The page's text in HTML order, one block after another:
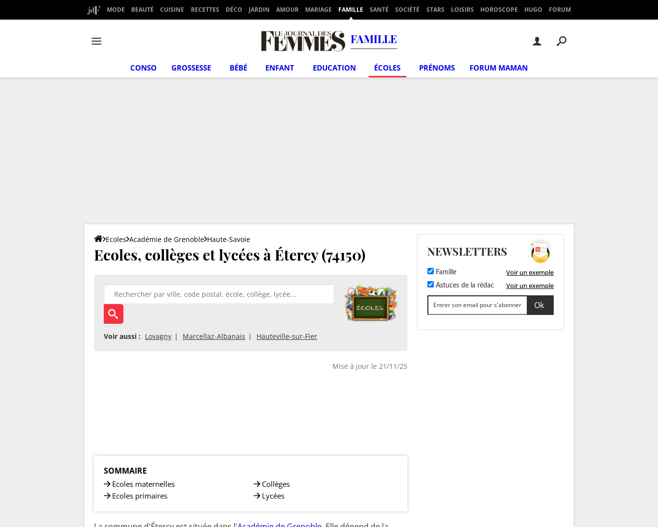
MODE BEAUTÉ CUISINE RECETTES DÉCO JARDIN AMOUR MARIAGE FAMILLE SANTÉ SOCIÉTÉ STARS LOISIRS HOROSCOPE HUGO FORUM
FAMILLE
CONSO GROSSESSE BÉBÉ ENFANT EDUCATION ÉCOLES PRÉNOMS FORUM MAMAN
Ecoles Académie de Grenoble Haute-Savoie
Ecoles, collèges et lycées à Étercy (74150)
Voir aussi : Lovagny Marcellaz-Albanais Hauteville-sur-Fier
Mise à jour le 21/11/25
SOMMAIRE
Ecoles maternelles
Ecoles primaires
Collèges
Lycées
NEWSLETTERS
Famille Voir un exemple
Astuces de la rédac Voir un exemple